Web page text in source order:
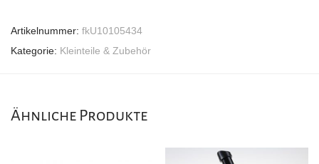
Artikelnummer: fkU10105434
Kategorie: Kleinteile & Zubehör
Ähnliche Produkte